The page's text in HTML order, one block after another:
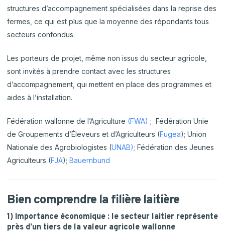
structures d’accompagnement spécialisées dans la reprise des
fermes, ce qui est plus que la moyenne des répondants tous
secteurs confondus.
Les porteurs de projet, même non issus du secteur agricole,
sont invités à prendre contact avec les structures
d’accompagnement, qui mettent en place des programmes et
aides à l’installation.
Fédération wallonne de l’Agriculture (FWA) ; Fédération Unie
de Groupements d’Éleveurs et d’Agriculteurs (Fugea); Union
Nationale des Agrobiologistes (UNAB); Fédération des Jeunes
Agriculteurs (FJA); Bauernbund
Bien comprendre la filière laitière
1) Importance économique : le secteur laitier représente
près d’un tiers de la valeur agricole wallonne